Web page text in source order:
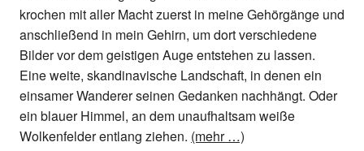
krochen mit aller Macht zuerst in meine Gehörgänge und
anschließend in mein Gehirn, um dort verschiedene
Bilder vor dem geistigen Auge entstehen zu lassen.
Eine weite, skandinavische Landschaft, in denen ein
einsamer Wanderer seinen Gedanken nachhängt. Oder
ein blauer Himmel, an dem unaufhaltsam weiße
Wolkenfelder entlang ziehen. (mehr …)